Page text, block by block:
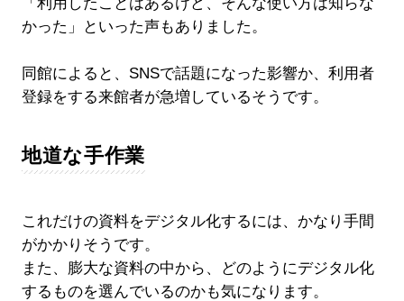
かった」といった声もありました。
同館によると、SNSで話題になった影響か、利用者
登録をする来館者が急増しているそうです。
地道な手作業
これだけの資料をデジタル化するには、かなり手間
がかかりそうです。
また、膨大な資料の中から、どのようにデジタル化
するものを選んでいるのかも気になります。